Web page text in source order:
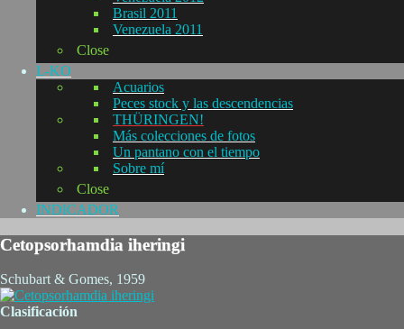
Brasil 2011
Venezuela 2011
Close
L-KO
Acuarios
Peces stock y las descendencias
THÜRINGEN!
Más colecciones de fotos
Un pantano con el tiempo
Sobre mí
Close
INDICADOR
Cetopsorhamdia iheringi
Schubart & Gomes, 1959
Clasificación